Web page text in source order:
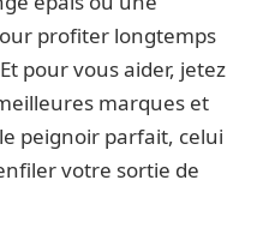
profiter longtemps
pour vous aider, jetez
marques et
peignoir parfait, celui
votre sortie de